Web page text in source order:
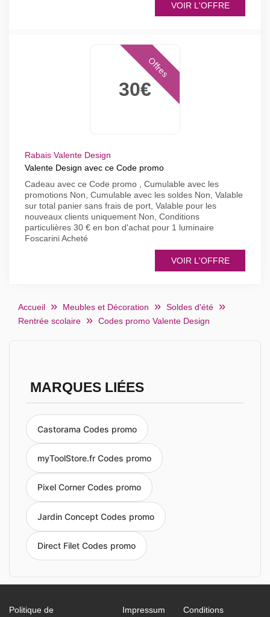
VOIR L'OFFRE
30€
Offres
Rabais Valente Design
Valente Design avec ce Code promo
Cadeau avec ce Code promo , Cumulable avec les
promotions Non, Cumulable avec les soldes Non, Valable
sur total panier sans frais de port, Valable pour les
nouveaux clients uniquement Non, Conditions
particulières 30 € en bon d'achat pour 1 luminaire
Foscarini Acheté
VOIR L'OFFRE
Accueil Meubles et Décoration
Soldes d'été
Rentrée scolaire
Codes promo Valente Design
MARQUES LIÉES
Castorama Codes promo
myToolStore.fr Codes promo
Pixel Corner Codes promo
Jardin Concept Codes promo
Direct Filet Codes promo
Politique de Impressum Conditions